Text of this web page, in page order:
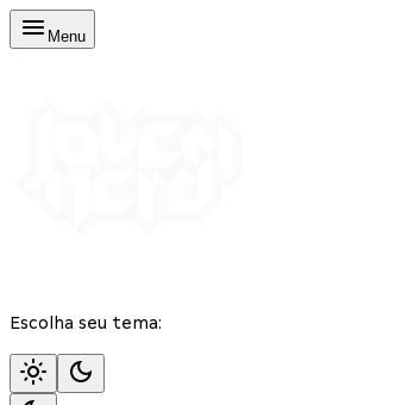
Menu
Escolha seu tema: